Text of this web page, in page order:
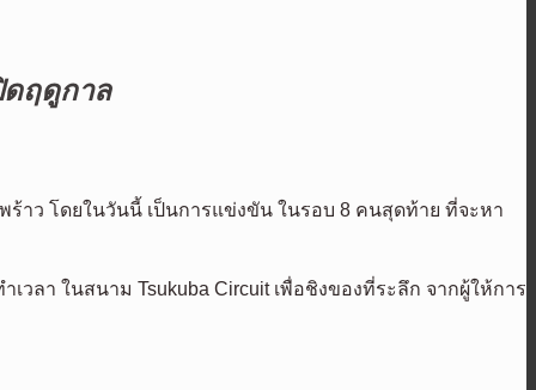
ฤดูกาล
าว โดยในวันนี้ เป็นการแข่งขัน ในรอบ 8 คนสุดท้าย ที่จะหา
วลา ในสนาม Tsukuba Circuit เพื่อชิงของที่ระลึก จากผู้ให้การ